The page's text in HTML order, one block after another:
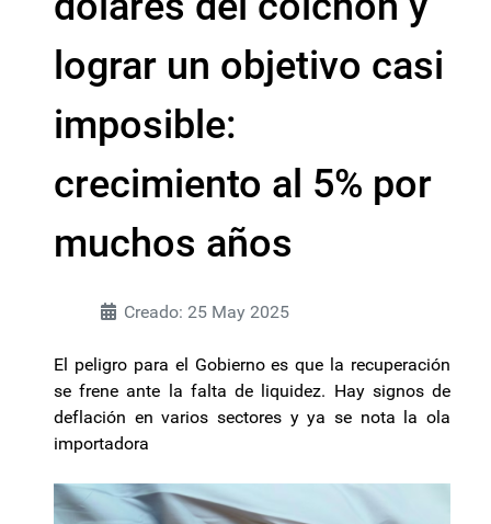
lograr un objetivo casi
imposible:
crecimiento al 5% por
muchos años
Creado: 25 May 2025
El peligro para el Gobierno es que la recuperación
se frene ante la falta de liquidez. Hay signos de
deflación en varios sectores y ya se nota la ola
importadora